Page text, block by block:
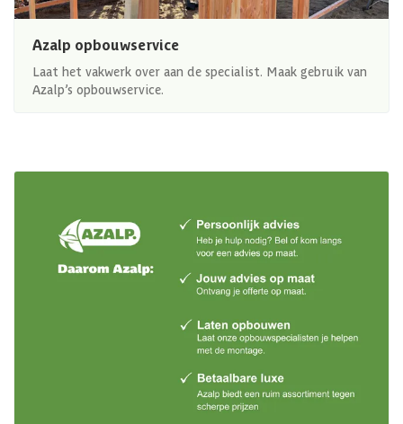
Azalp opbouwservice
Laat het vakwerk over aan de specialist. Maak gebruik van
Azalp’s opbouwservice.